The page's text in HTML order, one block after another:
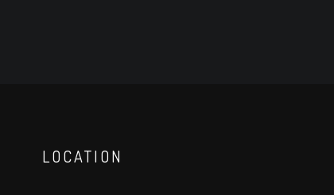
LOCATION